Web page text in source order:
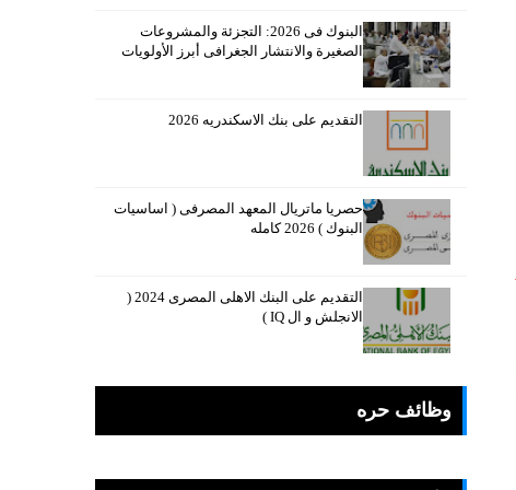
البنوك فى 2026: التجزئة والمشروعات
الصغيرة والانتشار الجغرافى أبرز الأولويات
التقديم على بنك الاسكندريه 2026
حصريا ماتريال المعهد المصرفى ( اساسيات
البنوك ) 2026 كامله
التقديم على البنك الاهلى المصرى 2024 (
الانجلش و ال IQ )
وظائف حره